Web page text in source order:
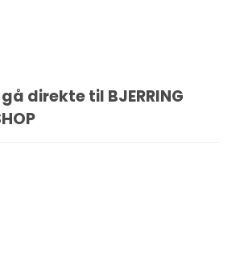
gå direkte til BJERRING